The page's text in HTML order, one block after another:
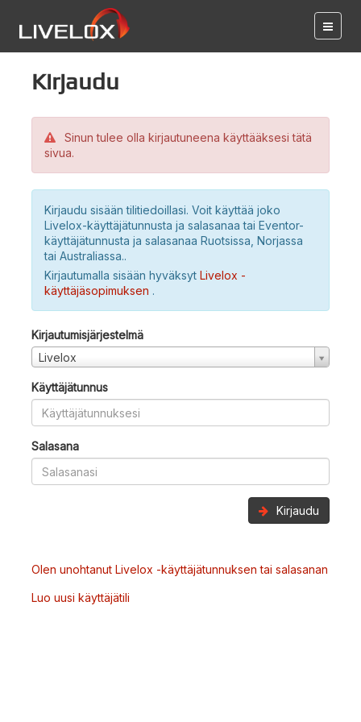
Kirjaudu
Sinun tulee olla kirjautuneena käyttääksesi tätä
sivua.
Kirjaudu sisään tilitiedoillasi. Voit käyttää joko
Livelox-käyttäjätunnusta ja salasanaa tai Eventor-
käyttäjätunnusta ja salasanaa Ruotsissa, Norjassa
tai Australiassa..
Kirjautumalla sisään hyväksyt Livelox -
käyttäjäsopimuksen .
Kirjautumisjärjestelmä
Livelox
Käyttäjätunnus
Salasana
Kirjaudu
Olen unohtanut Livelox -käyttäjätunnuksen tai salasanan
Luo uusi käyttäjätili